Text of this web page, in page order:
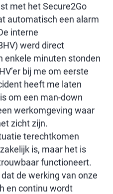
met het Secure2Go
automatisch een alarm
interne
werd direct
enkele minuten stonden
bij me om eerste
heeft me laten
om een man-down
werkomgeving waar
zicht zijn.
terechtkomen
is, maar het is
functioneert.
de werking van onze
en continu wordt